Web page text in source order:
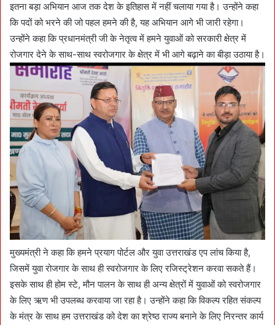
इतना बड़ा अभियान आज तक देश के इतिहास में नहीं चलाया गया है। उन्होंने कहा
कि पदों को भरने की जो पहल हमने की है, यह अभियान आगे भी जारी रहेगा।
उन्होंने कहा कि प्रधानमंत्री जी के नेतृत्व में हमने युवाओं को सरकारी क्षेत्र में
रोजगार देने के साथ-साथ स्वरोजगार के क्षेत्र में भी आगे बढ़ाने का बीड़ा उठाया है।
मुख्यमंत्री ने कहा कि हमने प्रयाग पोर्टल और युवा उत्तराखंड एप लांच किया है,
जिसमें युवा रोजगार के साथ ही स्वरोजगार के लिए रजिस्ट्रेशन करवा सकते हैं।
इसके साथ ही होम स्टे, मौन पालन के साथ ही अन्य क्षेत्रों में युवाओं को स्वरोजगार
के लिए ऋण भी उपलब्ध करवाया जा रहा है। उन्होंने कहा कि विकल्प रहित संकल्प
के मंत्र के साथ हम उत्तराखंड को देश का श्रेष्ठ राज्य बनाने के लिए निरन्तर कार्य